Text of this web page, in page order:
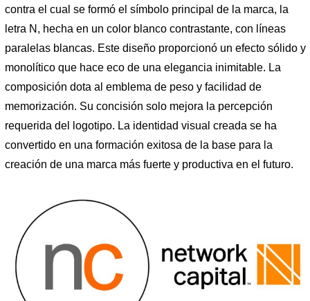
contra el cual se formó el símbolo principal de la marca, la
letra N, hecha en un color blanco contrastante, con líneas
paralelas blancas. Este diseño proporcionó un efecto sólido y
monolítico que hace eco de una elegancia inimitable. La
composición dota al emblema de peso y facilidad de
memorización. Su concisión solo mejora la percepción
requerida del logotipo. La identidad visual creada se ha
convertido en una formación exitosa de la base para la
creación de una marca más fuerte y productiva en el futuro.